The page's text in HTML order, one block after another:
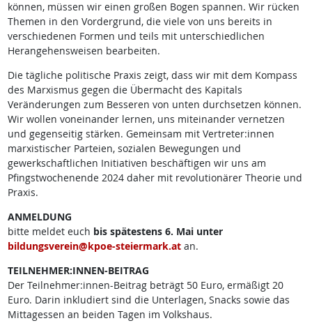
können, müssen wir einen großen Bogen spannen. Wir rücken
Themen in den Vordergrund, die viele von uns bereits in
verschiedenen Formen und teils mit unterschiedlichen
Herangehensweisen bearbeiten.
Die tägliche politische Praxis zeigt, dass wir mit dem Kompass
des Marxismus gegen die Übermacht des Kapitals
Veränderungen zum Besseren von unten durchsetzen können.
Wir wollen voneinander lernen, uns miteinander vernetzen
und gegenseitig stärken. Gemeinsam mit Vertreter:innen
marxistischer Parteien, sozialen Bewegungen und
gewerkschaftlichen Initiativen beschäftigen wir uns am
Pfingstwochenende 2024 daher mit revolutionärer Theorie und
Praxis.
ANMELDUNG
bitte meldet euch bis spätestens 6. Mai unter
bildungsverein@kpoe-steiermark.at an.
TEILNEHMER:INNEN-BEITRAG
Der Teilnehmer:innen-Beitrag beträgt 50 Euro, ermäßigt 20
Euro. Darin inkludiert sind die Unterlagen, Snacks sowie das
Mittagessen an beiden Tagen im Volkshaus.